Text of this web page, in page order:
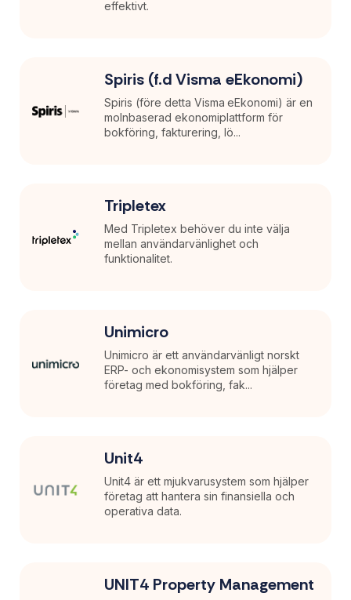
effektivt.
Spiris (f.d Visma eEkonomi)
Spiris (före detta Visma eEkonomi) är en
molnbaserad ekonomiplattform för
bokföring, fakturering, lö...
Tripletex
Med Tripletex behöver du inte välja
mellan användarvänlighet och
funktionalitet.
Unimicro
Unimicro är ett användarvänligt norskt
ERP- och ekonomisystem som hjälper
företag med bokföring, fak...
Unit4
Unit4 är ett mjukvarusystem som hjälper
företag att hantera sin finansiella och
operativa data.
UNIT4 Property Management